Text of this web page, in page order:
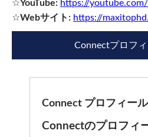
☆YouTube: https://youtube.com/
☆Webサイト: https://
Connectプロフ
Connect プロフィー
Connectのプロフィ